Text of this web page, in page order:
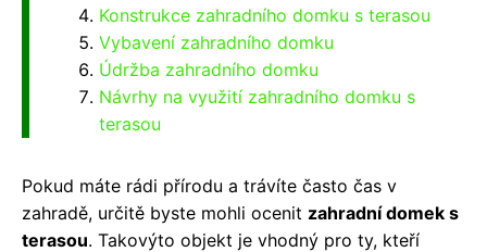
Konstrukce zahradního domku s terasou
Vybavení zahradního domku
Údržba zahradního domku
Návrhy na využití zahradního domku s
terasou
Pokud máte rádi přírodu a trávíte často čas v
zahradě, určitě byste mohli ocenit zahradní domek s
terasou. Takovýto objekt je vhodný pro ty, kteří